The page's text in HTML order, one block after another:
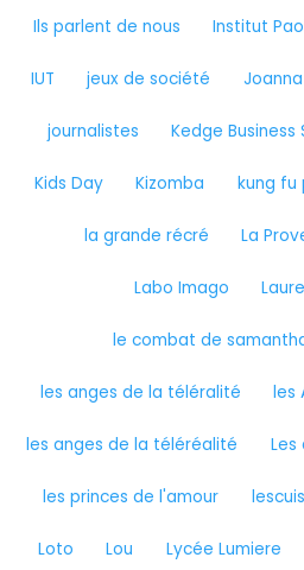
Ils parlent de nous Institut
IUT jeux de société
journalistes Kedge Business
Kids Day Kizomba kung fu
la grande récré La
Labo Imago
le combat de
les anges de la téléralité les
les anges de la téléréalité Les
les princes de l'amour
Loto Lou Lycée Lumiere